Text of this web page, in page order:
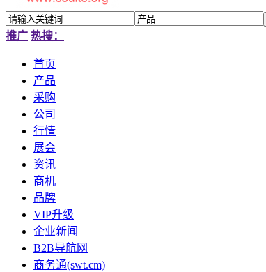
推广 热搜：
首页
产品
采购
公司
行情
展会
资讯
商机
品牌
VIP升级
企业新闻
B2B导航网
商务通(swt.cm)